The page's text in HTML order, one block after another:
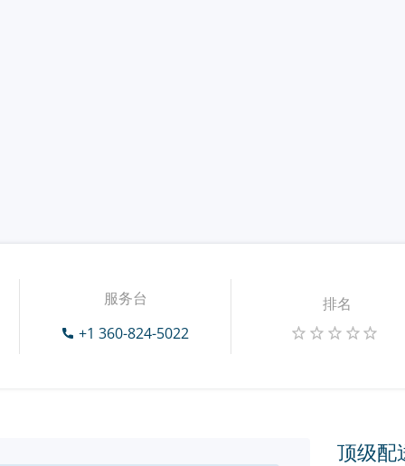
服务台
+1 360-824-5022
排名
顶级配